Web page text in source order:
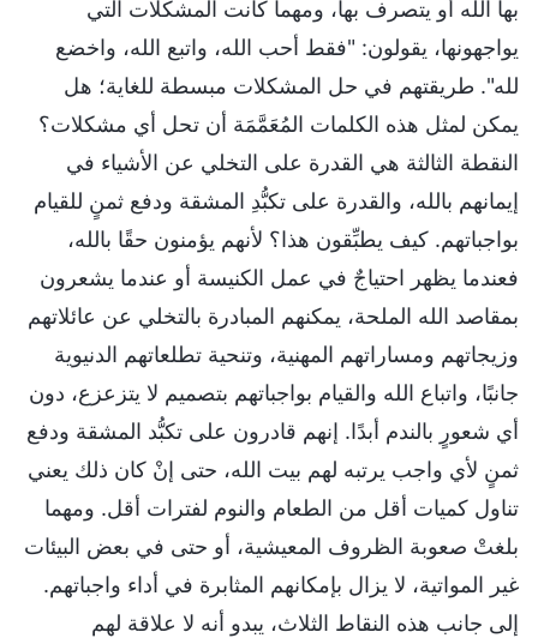
بها الله أو يتصرف بها، ومهما كانت المشكلات التي
يواجهونها، يقولون: "فقط أحب الله، واتبع الله، واخضع
لله". طريقتهم في حل المشكلات مبسطة للغاية؛ هل
يمكن لمثل هذه الكلمات المُعَمَّمَة أن تحل أي مشكلات؟
النقطة الثالثة هي القدرة على التخلي عن الأشياء في
إيمانهم بالله، والقدرة على تكبُّدِ المشقة ودفع ثمنٍ للقيام
بواجباتهم. كيف يطبِّقون هذا؟ لأنهم يؤمنون حقًا بالله،
فعندما يظهر احتياجٌ في عمل الكنيسة أو عندما يشعرون
بمقاصد الله الملحة، يمكنهم المبادرة بالتخلي عن عائلاتهم
وزيجاتهم ومساراتهم المهنية، وتنحية تطلعاتهم الدنيوية
جانبًا، واتباع الله والقيام بواجباتهم بتصميم لا يتزعزع، دون
أي شعورٍ بالندم أبدًا. إنهم قادرون على تكبُّد المشقة ودفع
ثمنٍ لأي واجب يرتبه لهم بيت الله، حتى إنْ كان ذلك يعني
تناول كميات أقل من الطعام والنوم لفترات أقل. ومهما
بلغتْ صعوبة الظروف المعيشية، أو حتى في بعض البيئات
غير المواتية، لا يزال بإمكانهم المثابرة في أداء واجباتهم.
إلى جانب هذه النقاط الثلاث، يبدو أنه لا علاقة لهم